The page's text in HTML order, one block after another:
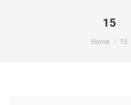
15
You are here:
Home 15